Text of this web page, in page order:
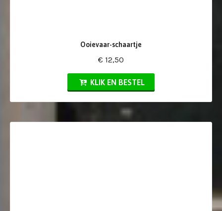
Ooievaar-schaartje
€ 12,50
KLIK EN BESTEL